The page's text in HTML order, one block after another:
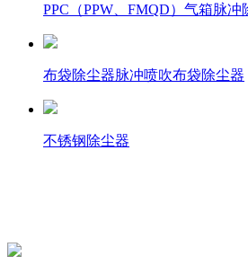
PPC（PPW、FMQD）气箱脉冲
布袋除尘器脉冲喷吹布袋除尘器
不锈钢除尘器